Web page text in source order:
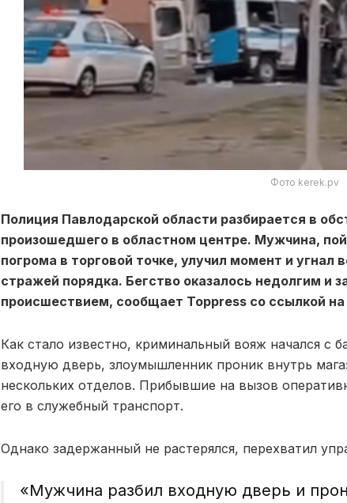
Фото kerek.pv
Полиция Павлодарской области разбирается в
произошедшего в областном центре. Мужчина,
погрома в торговой точке, улучил момент и
стражей порядка. Бегство оказалось недолгим и
происшествием, сообщает Toppress со ссылкой на
Как стало известно, криминальный вояж начался с
входную дверь, злоумышленник проник внутрь
нескольких отделов. Прибывшие на вызов
его в служебный транспорт.
Однако задержанный не растерялся, перехватил
«Мужчина разбил входную дверь и